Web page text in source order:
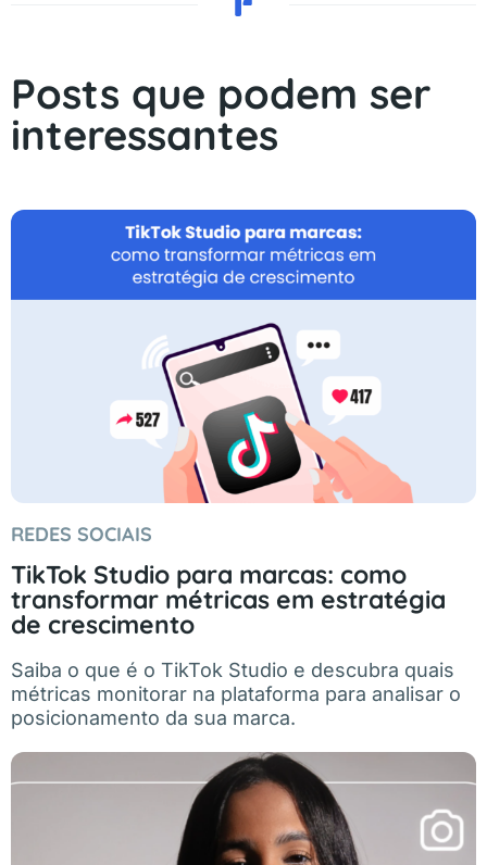
Posts que podem ser
interessantes
REDES SOCIAIS
TikTok Studio para marcas: como
transformar métricas em estratégia
de crescimento
Saiba o que é o TikTok Studio e descubra quais
métricas monitorar na plataforma para analisar o
posicionamento da sua marca.